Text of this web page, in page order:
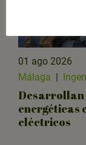
01 ago 2026
Málaga |
Desarrollan
energéticas
eléctricos